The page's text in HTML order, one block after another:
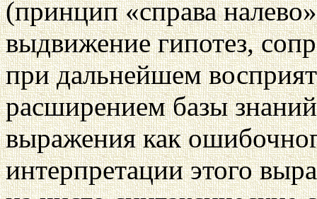
(принцип «справа
выдвижение гипотез,
при дальнейшем
расширением базы
выражения как
интерпретации этого